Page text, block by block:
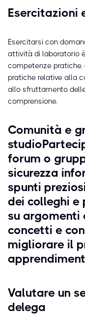
Esercitazioni
Esercitarsi con
attività di laboratorio
competenze
pratiche relative alla
allo sfruttamento
comprensione.
Comunità e
forum o
sicurezza
spunti
dei colleghi
su argomenti
concetti e
migliorare il
Valutare un
delega